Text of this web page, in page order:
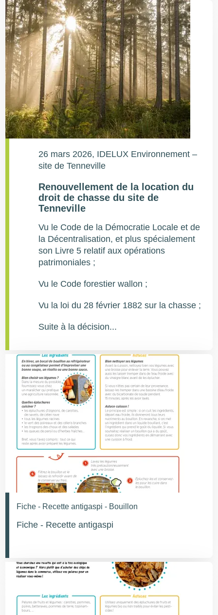
26 mars 2026, IDELUX Environnement –
site de Tenneville
Renouvellement de la location du
droit de chasse du site de
Tenneville
Vu le Code de la Démocratie Locale et de
la Décentralisation, et plus spécialement
son Livre 5 relatif aux opérations
patrimoniales ;
Vu le Code forestier wallon ;
Vu la loi du 28 février 1882 sur la chasse ;
Suite à la décision...
Fiche - Recette antigaspi - Bouillon
Fiche - Recette antigaspi